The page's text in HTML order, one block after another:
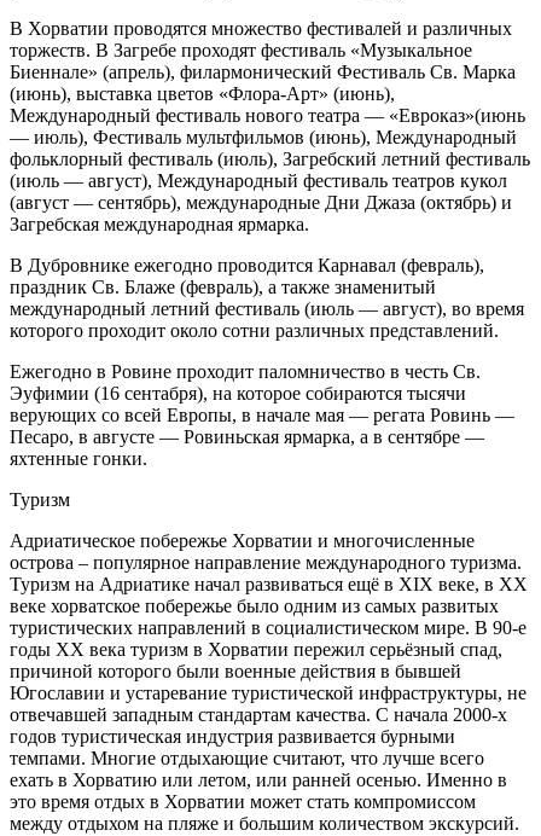
В Хорватии проводятся множество фестивалей и различных
торжеств. В Загребе проходят фестиваль «Музыкальное
Биеннале» (апрель), филармонический Фестиваль Св. Марка
(июнь), выставка цветов «Флора-Арт» (июнь),
Международный фестиваль нового театра — «Евроказ»(июнь
— июль), Фестиваль мультфильмов (июнь), Международный
фольклорный фестиваль (июль), Загребский летний фестиваль
(июль — август), Международный фестиваль театров кукол
(август — сентябрь), международные Дни Джаза (октябрь) и
Загребская международная ярмарка.
В Дубровнике ежегодно проводится Карнавал (февраль),
праздник Св. Блаже (февраль), а также знаменитый
международный летний фестиваль (июль — август), во время
которого проходит около сотни различных представлений.
Ежегодно в Ровине проходит паломничество в честь Св.
Эуфимии (16 сентабря), на которое собираются тысячи
верующих со всей Европы, в начале мая — регата Ровинь —
Песаро, в августе — Ровиньская ярмарка, а в сентябре —
яхтенные гонки.
Туризм
Адриатическое побережье Хорватии и многочисленные
острова – популярное направление международного туризма.
Туризм на Адриатике начал развиваться ещё в XIX веке, в XX
веке хорватское побережье было одним из самых развитых
туристических направлений в социалистическом мире. В 90-е
годы XX века туризм в Хорватии пережил серьёзный спад,
причиной которого были военные действия в бывшей
Югославии и устаревание туристической инфраструктуры, не
отвечавшей западным стандартам качества. С начала 2000-х
годов туристическая индустрия развивается бурными
темпами. Многие отдыхающие считают, что лучше всего
ехать в Хорватию или летом, или ранней осенью. Именно в
это время отдых в Хорватии может стать компромиссом
между отдыхом на пляже и большим количеством экскурсий.